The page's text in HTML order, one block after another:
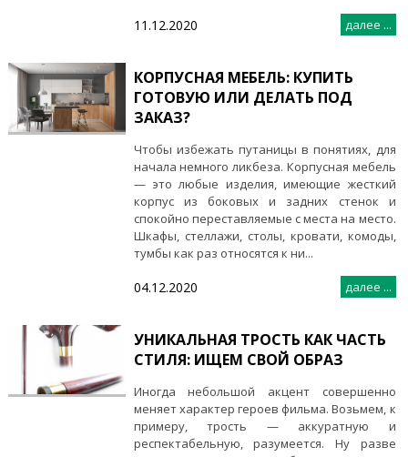
11.12.2020 далее ...
КОРПУСНАЯ МЕБЕЛЬ: КУПИТЬ
ГОТОВУЮ ИЛИ ДЕЛАТЬ ПОД
ЗАКАЗ?
Чтобы избежать путаницы в понятиях, для
начала немного ликбеза. Корпусная мебель
— это любые изделия, имеющие жесткий
корпус из боковых и задних стенок и
спокойно переставляемые с места на место.
Шкафы, стеллажи, столы, кровати, комоды,
тумбы как раз относятся к ни...
04.12.2020 далее ...
УНИКАЛЬНАЯ ТРОСТЬ КАК ЧАСТЬ
СТИЛЯ: ИЩЕМ СВОЙ ОБРАЗ
Иногда небольшой акцент совершенно
меняет характер героев фильма. Возьмем, к
примеру, трость — аккуратную и
респектабельную, разумеется. Ну разве